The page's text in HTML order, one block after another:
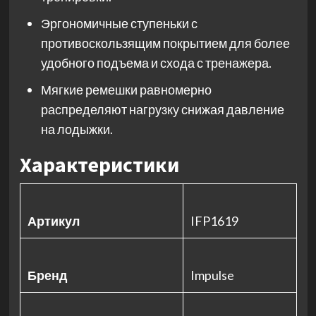
Эргономичные ступеньки с
противоскользящим покрытием для более
удобного подъема и схода с тренажера.
Мягкие ремешки равномерно
распределяют нагрузку снижая давление
на лодыжки.
Характеристики
Артикул IFP1619
Бренд Impulse